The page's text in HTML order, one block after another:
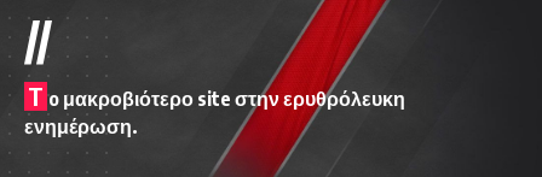
//
T o μακροβιότερο site στην ερυθρόλευκη
ενημέρωση.